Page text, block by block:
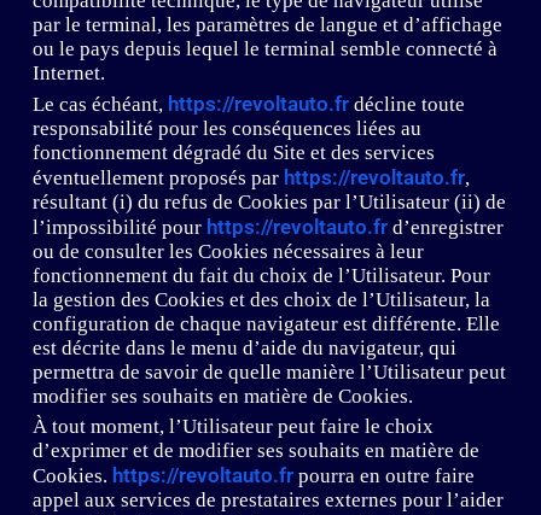
par le terminal, les paramètres de langue et d’affichage
ou le pays depuis lequel le terminal semble connecté à
Internet.
Le cas échéant, https://revoltauto.frdécline toute
responsabilité pour les conséquences liées au
fonctionnement dégradé du Site et des services
éventuellement proposés par https://revoltauto.fr,
résultant (i) du refus de Cookies par l’Utilisateur (ii) de
l’impossibilité pour https://revoltauto.frd’enregistrer
ou de consulter les Cookies nécessaires à leur
fonctionnement du fait du choix de l’Utilisateur. Pour
la gestion des Cookies et des choix de l’Utilisateur, la
configuration de chaque navigateur est différente. Elle
est décrite dans le menu d’aide du navigateur, qui
permettra de savoir de quelle manière l’Utilisateur peut
modifier ses souhaits en matière de Cookies.
À tout moment, l’Utilisateur peut faire le choix
d’exprimer et de modifier ses souhaits en matière de
Cookies. https://revoltauto.frpourra en outre faire
appel aux services de prestataires externes pour l’aider